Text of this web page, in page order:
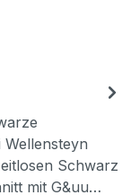
Schwarz
mit G&uu…